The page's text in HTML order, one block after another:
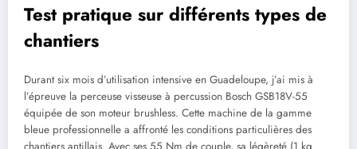
Test pratique sur différents types de
chantiers
Durant six mois d’utilisation intensive en Guadeloupe, j’ai mis à
l’épreuve la perceuse visseuse à percussion Bosch GSB18V-55
équipée de son moteur brushless. Cette machine de la gamme
bleue professionnelle a affronté les conditions particulières des